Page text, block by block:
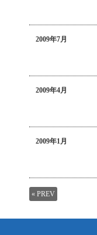
2009年7月
2009年4月
2009年1月
« PREV